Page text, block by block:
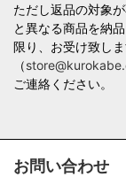
ただし返品の対象
と異なる商品を納
限り、お受け致し
（
ご連絡ください。
お問い合わせ